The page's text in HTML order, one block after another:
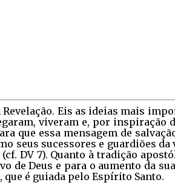
Eis as ideias mais
viveram e, por inspiração
que essa mensagem de
seus sucessores e guardiões
DV 7). Quanto à tradição
de Deus e para o aumento da
é guiada pelo Espírito Santo.